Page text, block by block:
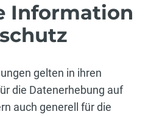
Information
gelten in ihren
die Datenerhebung auf
auch generell für die